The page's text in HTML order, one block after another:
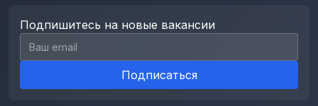
Подпишитесь на новые вакансии
Email для подписки
Подписаться